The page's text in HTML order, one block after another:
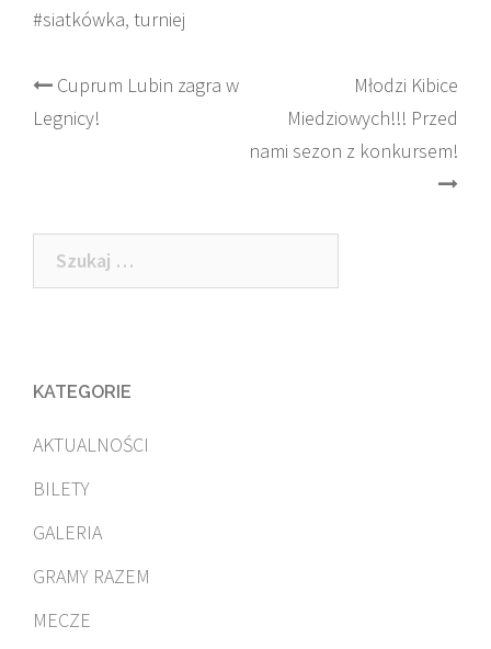
#siatkówka, turniej
Post
navigation
Cuprum Lubin zagra w
Legnicy!
Młodzi Kibice
Miedziowych!!! Przed
nami sezon z konkursem!
Szukaj:
KATEGORIE
AKTUALNOŚCI
BILETY
GALERIA
GRAMY RAZEM
MECZE